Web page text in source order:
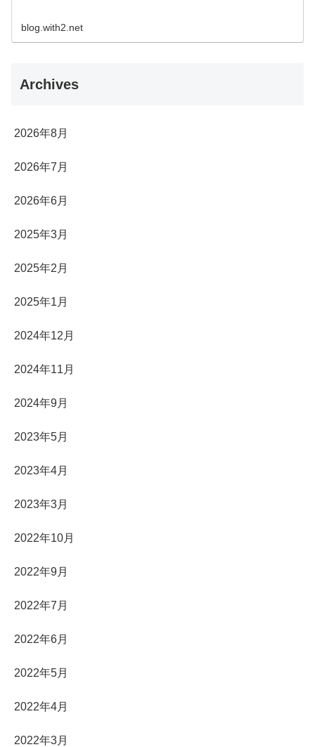
blog.with2.net
Archives
2026年8月
2026年7月
2026年6月
2025年3月
2025年2月
2025年1月
2024年12月
2024年11月
2024年9月
2023年5月
2023年4月
2023年3月
2022年10月
2022年9月
2022年7月
2022年6月
2022年5月
2022年4月
2022年3月